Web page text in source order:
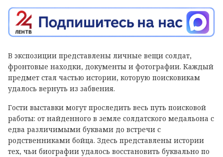
В экспозиции представлены личные вещи солдат,
фронтовые находки, документы и фотографии. Каждый
предмет стал частью истории, которую поисковикам
удалось вернуть из забвения.
Гости выставки могут проследить весь путь поисковой
работы: от найденного в земле солдатского медальона с
едва различимыми буквами до встречи с
родственниками бойца. Здесь представлены истории
тех, чьи биографии удалось восстановить буквально по